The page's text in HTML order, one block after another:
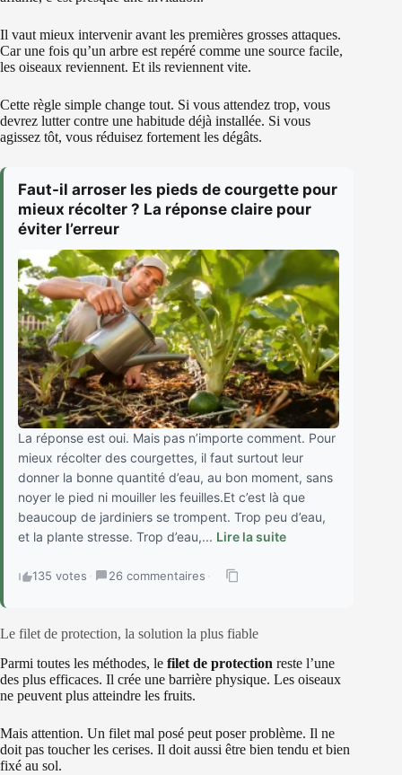
Il vaut mieux intervenir avant les premières grosses attaques.
Car une fois qu’un arbre est repéré comme une source facile,
les oiseaux reviennent. Et ils reviennent vite.
Cette règle simple change tout. Si vous attendez trop, vous
devrez lutter contre une habitude déjà installée. Si vous
agissez tôt, vous réduisez fortement les dégâts.
Faut-il arroser les pieds de courgette pour
mieux récolter ? La réponse claire pour
éviter l’erreur
La réponse est oui. Mais pas n’importe comment. Pour
mieux récolter des courgettes, il faut surtout leur
donner la bonne quantité d’eau, au bon moment, sans
noyer le pied ni mouiller les feuilles.Et c’est là que
beaucoup de jardiniers se trompent. Trop peu d’eau,
et la plante stresse. Trop d’eau,... Lire la suite
135 votes · 26 commentaires ·
Le filet de protection, la solution la plus fiable
Parmi toutes les méthodes, le filet de protection reste l’une
des plus efficaces. Il crée une barrière physique. Les oiseaux
ne peuvent plus atteindre les fruits.
Mais attention. Un filet mal posé peut poser problème. Il ne
doit pas toucher les cerises. Il doit aussi être bien tendu et bien
fixé au sol.